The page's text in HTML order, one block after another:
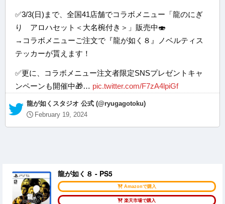
✅3/3(日)まで、全国41店舗でコラボメニュー「龍のにぎ
り アロハセット＜大名椀付き＞」販売中🍣
→コラボメニューご注文で『龍が如く８』ノベルティス
テッカーが貰えます！
✅更に、コラボメニュー注文者限定SNSプレゼントキャ
ンペーンも開催中🎁… pic.twitter.com/F7zA4lpiGf
— 龍が如くスタジオ 公式 (@ryugagotoku)
February 19, 2024
龍が如く８ - PS5
Amazonで購入
楽天市場で購入